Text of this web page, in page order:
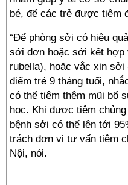
bé, để các trẻ được tiêm
“Để phòng sởi có hiệu
sởi đơn hoặc sởi kết
rubella), hoặc vắc xin
điểm trẻ 9 tháng tuổi,
có thể tiêm thêm mũi bổ
học. Khi được tiêm
bệnh sởi có thể lên tới
trách đơn vị tư vấn tiêm
Nội, nói.